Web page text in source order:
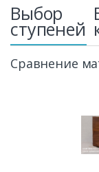
Выбор
ступеней
Сравнение